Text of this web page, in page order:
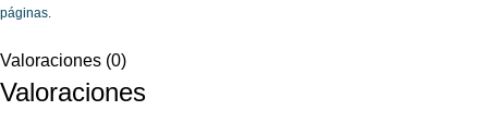
páginas.
Valoraciones (0)
Valoraciones